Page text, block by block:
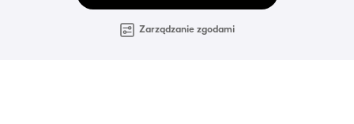
Zarządzanie zgodami